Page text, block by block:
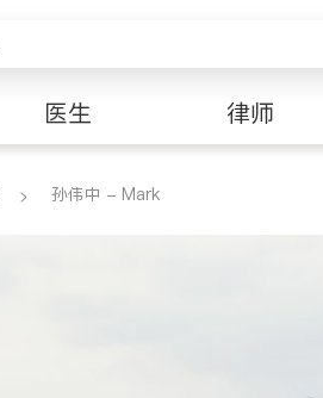
医生 律师
孙伟中 - Mark